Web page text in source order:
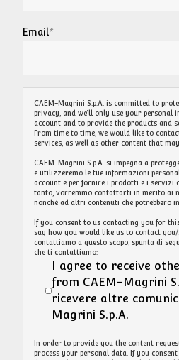
Email*
CAEM-Magrini S.p.A. is committed to
privacy, and we’ll only use your
account and to provide the products and
From time to time, we would like to
services, as well as other content that
CAEM-Magrini S.p.A. si impegna a
e utilizzeremo le tue informazioni
account e per fornire i prodotti e i servizi
tanto, vorremmo contattarti in merito ai
nonché ad altri contenuti che potrebbero
If you consent to us contacting you for
say how you would like us to contact you/
contattiamo a questo scopo, spunta di
che ti contattiamo:
I agree to receive
from CAEM-Magrini
ricevere altre
Magrini S.p.A.
In order to provide you the content
process your personal data. If you